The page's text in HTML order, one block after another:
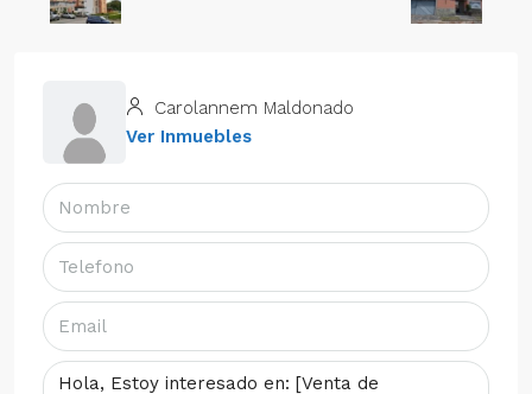
Carolannem Maldonado
Ver Inmuebles